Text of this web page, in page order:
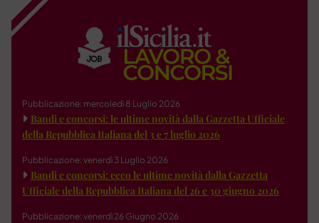
Pubblicazione: mercoledì 8 Luglio 2026
Bandi e concorsi: le ultime novità dalla Gazzetta Ufficiale
della Repubblica Italiana del 3 e 7 luglio 2026
Pubblicazione: venerdì 3 Luglio 2026
Bandi e concorsi: ecco le ultime novità dalla Gazzetta
Ufficiale della Repubblica Italiana del 26 e 30 giugno 2026
Pubblicazione: venerdì 26 Giugno 2026